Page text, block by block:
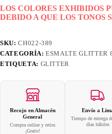
LOS COLORES EXHIBIDOS
DEBIDO A QUE LOS TONOS
SKU:CH022-389
CATEGORÍA:ESMALTE GLITTER
ETIQUETA: GLITTER
Recojo en Almacén
General
Compra online y retira
¡Gratis!
Envío a
Tiempo de entrega
días hábiles